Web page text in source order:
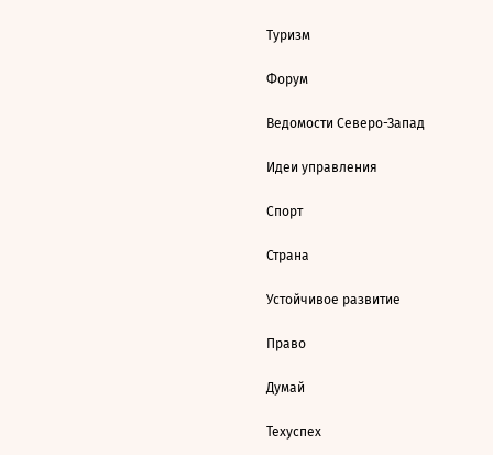
Туризм
Форум
Ведомости Северо-Запад
Идеи управления
Спорт
Страна
Устойчивое развитие
Право
Думай
Техуспех